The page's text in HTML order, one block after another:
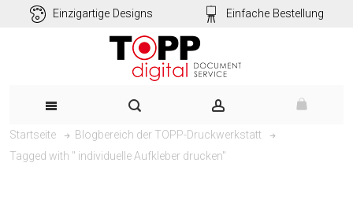
Einzigartige Designs Einfache Bestellung
Startseite
Blogbereich der TOPP-Druckwerkstatt
Tagged with " individuelle Aufkleber drucken"